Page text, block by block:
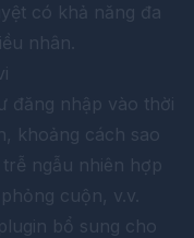
có khả năng đa
nhân.
đăng nhập vào thời
khoảng cách sao
ngẫu nhiên hợp
cuộn, v.v.
bổ sung cho